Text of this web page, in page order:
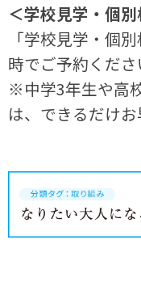
＜学校見学・個
「学校見学・個
時でご予約くださ
※中学3年生や高
は、できるだけお